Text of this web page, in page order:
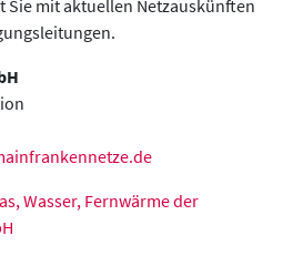
Sie mit aktuellen Netzauskünften
Wasser, Fernwärme der